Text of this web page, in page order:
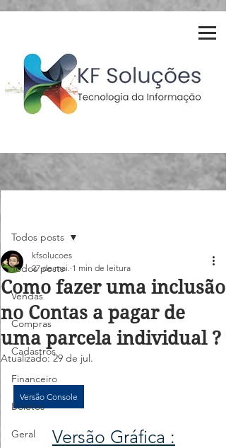
Todos posts
Vendas
Compras
Cadastros
Financeiro
Boletos
Geral
Todos posts
Como fazer uma inclusão
no Contas a pagar de
uma parcela individual ?
kfsolucoes
27 de mai. 1 min de leitura
Atualizado:29 de jul.
Versão Console
Versão Gráfica :